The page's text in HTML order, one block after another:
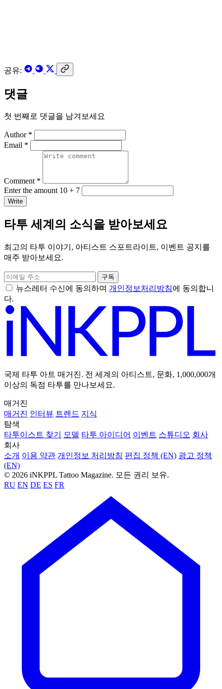
공유:
댓글
첫 번째로 댓글을 남겨보세요
Author *
Email *
Comment *
Enter the amount 10 + 7
Write
타투 세계의 소식을 받아보세요
최고의 타투 이야기, 아티스트 스포트라이트, 이벤트 공지를
매주 받아보세요.
구독
뉴스레터 수신에 동의하며 개인정보처리방침에 동의합니
다.
국제 타투 아트 매거진. 전 세계의 아티스트, 문화, 1,000,000개
이상의 독점 타투를 만나보세요.
매거진
매거진 인터뷰 트렌드 지식
탐색
타투이스트 찾기
모델 타투 아이디어 이벤트 스튜디오 회사
회사
소개 이용 약관 개인정보 처리방침 편집 정책 (EN) 광고 정책
(EN)
© 2026 iNKPPL Tattoo Magazine. 모든 권리 보유.
RU EN DE ES FR